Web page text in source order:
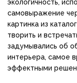
экологичность,
самовыражение
картинка из
творить и
задумывались об
интерьера, самое
эффектными